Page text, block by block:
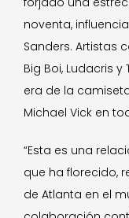
noventa,
Sanders. Artistas
Big Boi, Ludacris
era de la
Michael Vick en
“Esta es una
que ha florecido,
de Atlanta en el